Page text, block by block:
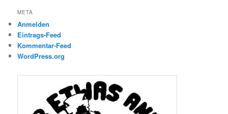
META
Anmelden
Eintrags-Feed
Kommentar-Feed
WordPress.org